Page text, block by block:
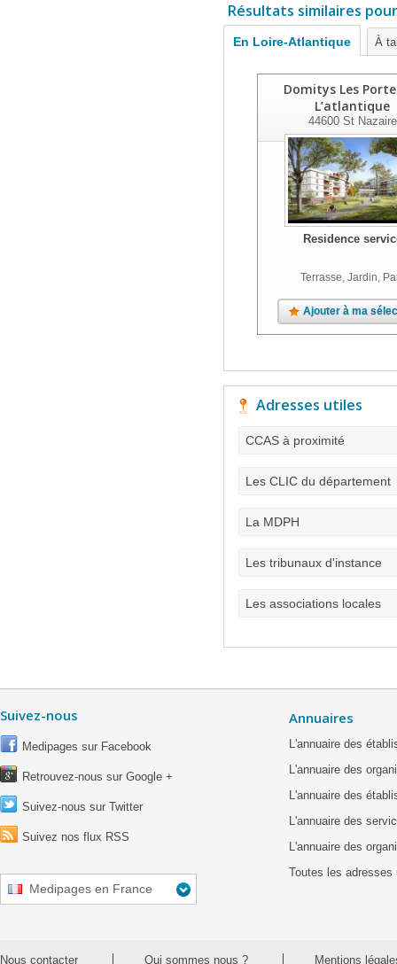
Résultats similaires
En Loire-Atlantique À
Domitys Les
L’atlantique
44600St Nazaire
Residence
Terrasse, Jardin,
Ajouter à ma
Adresses utiles
CCAS à proximité
Les CLIC du département
La MDPH
Les tribunaux d'instance
Les associations locales
Suivez-nous
Medipages sur Facebook
Retrouvez-nous sur Google +
Suivez-nous sur Twitter
Suivez nos flux RSS
Medipages en France
Annuaires
L'annuaire des
L'annuaire des
L'annuaire des
L'annuaire des
L'annuaire des
Toutes les adresses
Nous contacter Qui sommes nous ? Mentions